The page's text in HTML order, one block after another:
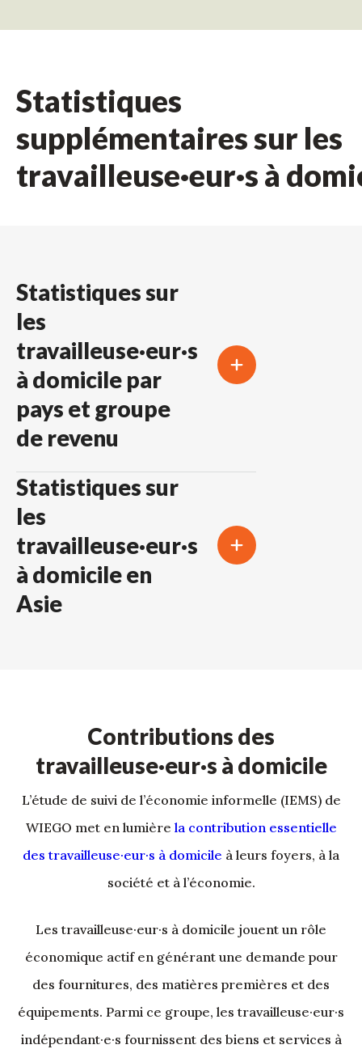
Statistiques
supplémentaires sur les
travailleuse·eur·s à
Statistiques sur
les
travailleuse·eur·s
à domicile par
pays et groupe
de revenu
Statistiques sur
les
travailleuse·eur·s
à domicile en
Asie
Contributions des
travailleuse·eur·s à domicile
L’étude de suivi de l’économie informelle (IEMS) de
WIEGO met en lumière la contribution essentielle
des travailleuse·eur·s à domicile à leurs foyers, à la
société et à l’économie.
Les travailleuse·eur·s à domicile jouent un rôle
économique actif en générant une demande pour
des fournitures, des matières premières et des
équipements. Parmi ce groupe, les travailleuse·eur·s
indépendant·e·s fournissent des biens et services à